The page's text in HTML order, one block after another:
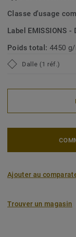
Classe d'usage
Label EMISSIONS
Poids total: 4450 g/
Dalle (1 réf.)
Ajouter au
Trouver un magasin